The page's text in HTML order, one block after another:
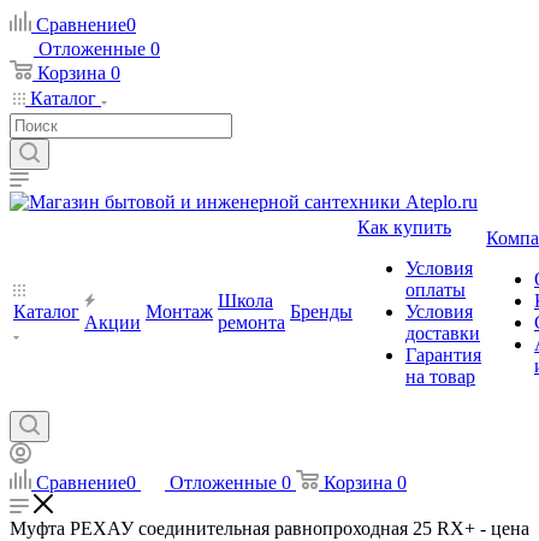
Сравнение0
Отложенные 0
Корзина 0
Каталог
Каталог
Акции
Монтаж
Школа
ремонта
Бренды
Как купить
Условия
оплаты
Условия
доставки
Гарантия
на товар
Сравнение0 Отложенные 0 Корзина 0
Муфта РЕХАУ соединительная равнопроходная 25 RX+ - цена